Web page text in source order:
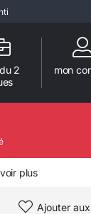
mon
2
plus
Ajouter